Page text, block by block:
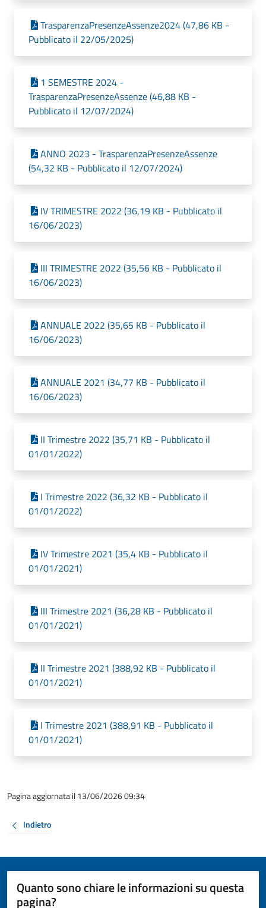
TrasparenzaPresenzeAssenze2024 (47,86 KB -
Pubblicato il 22/05/2025)
1 SEMESTRE 2024 -
TrasparenzaPresenzeAssenze (46,88 KB -
Pubblicato il 12/07/2024)
ANNO 2023 - TrasparenzaPresenzeAssenze
(54,32 KB - Pubblicato il 12/07/2024)
IV TRIMESTRE 2022 (36,19 KB - Pubblicato il
16/06/2023)
III TRIMESTRE 2022 (35,56 KB - Pubblicato il
16/06/2023)
ANNUALE 2022 (35,65 KB - Pubblicato il
16/06/2023)
ANNUALE 2021 (34,77 KB - Pubblicato il
16/06/2023)
II Trimestre 2022 (35,71 KB - Pubblicato il
01/01/2022)
I Trimestre 2022 (36,32 KB - Pubblicato il
01/01/2022)
IV Trimestre 2021 (35,4 KB - Pubblicato il
01/01/2021)
III Trimestre 2021 (36,28 KB - Pubblicato il
01/01/2021)
II Trimestre 2021 (388,92 KB - Pubblicato il
01/01/2021)
I Trimestre 2021 (388,91 KB - Pubblicato il
01/01/2021)
Pagina aggiornata il 13/06/2026 09:34
Indietro
Quanto sono chiare le informazioni su questa
pagina?